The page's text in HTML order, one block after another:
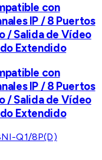
con
IP / 8 Puertos
/ Salida de Vídeo
Extendido
con
IP / 8 Puertos
/ Salida de Vídeo
Extendido
Q1/8P(D)